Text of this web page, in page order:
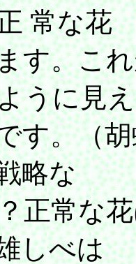
常な花
す。こ
うに見え
す。（
略な
正常な
しべは